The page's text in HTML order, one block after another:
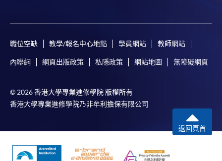
會保證下列各項：資訊並無侵犯版權，資訊可安全使用、資訊
因所導致的任何損失，一概不負責；上述原因包括：（1）由
付款銀行或獨立商戶因為付款的網關在處理付款的信用卡、付
款卡、智能卡或其他付款的設施時出現任何信息或資訊傳送的
失誤、延誤、中斷、中止、或限制（2）從付款的網關傳送而
（3）付款的網關在完成網上付款時出現的故障、失靈、或失
職位空缺 教學/報名中心地點 學員網站 教師網站
內聯網 網頁出版政策 私隱政策 網站地圖 無障礙網頁
© 2026 香港大學專業進修學院 版權所有
香港大學專業進修學院乃非牟利擔保有限公司
返回頁首